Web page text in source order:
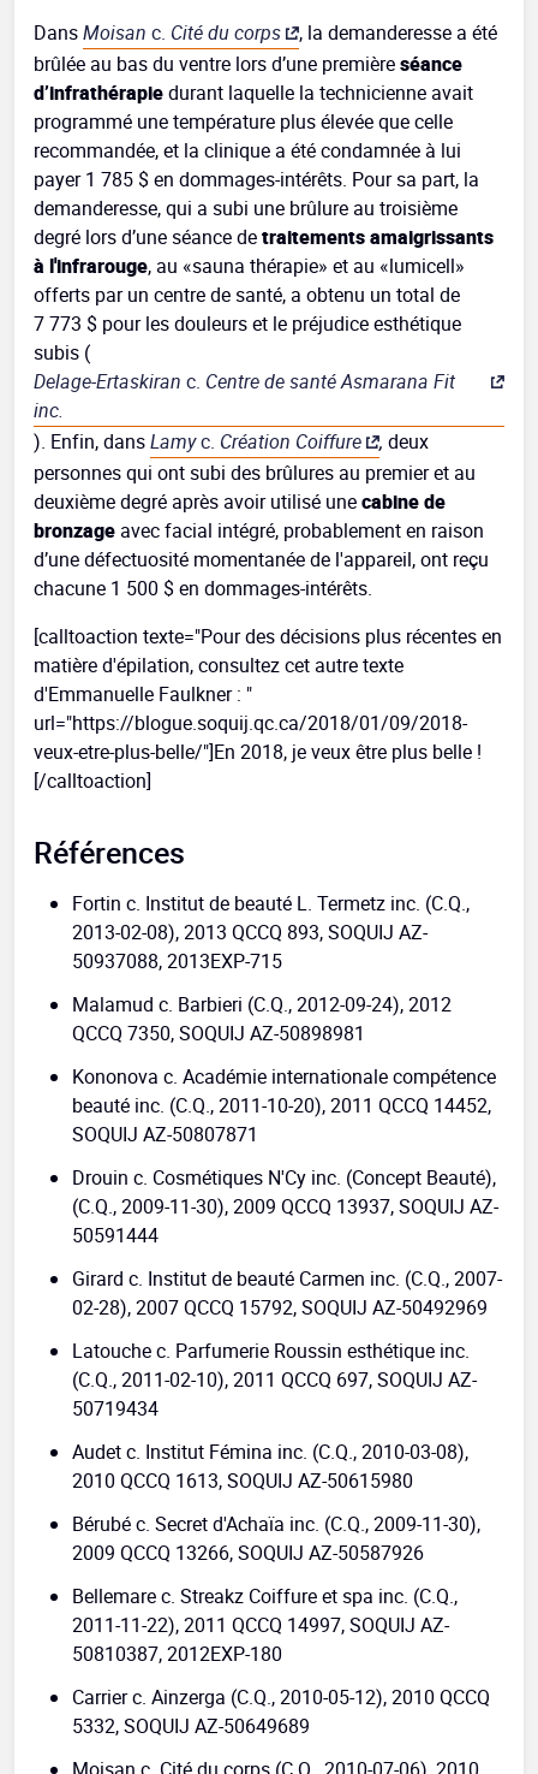
DansMoisan c. Cité du corps
, la demanderesse a été
brûlée au bas du ventre lors d’une premièreséance
d’infrathérapiedurant laquelle la technicienne avait
programmé une température plus élevée que celle
recommandée, et la clinique a été condamnée à lui
payer 1 785 $ en dommages-intérêts. Pour sa part, la
demanderesse, qui a subi une brûlure au troisième
degré lors d’une séance detraitements amaigrissants
à l'infrarouge, au «sauna thérapie» et au «lumicell»
offerts par un centre de santé, a obtenu un total de
7 773 $ pour les douleurs et le préjudice esthétique
subis (
Delage-Ertaskiran c. Centre de santé Asmarana Fit
inc.
). Enfin, dansLamyc. Création Coiffure , deux
personnes qui ont subi des brûlures au premier et au
deuxième degré après avoir utilisé unecabine de
bronzage avec facial intégré, probablement en raison
d’une défectuosité momentanée de l'appareil, ont reçu
chacune 1 500 $ en dommages-intérêts.
[calltoaction texte="Pour des décisions plus récentes en
matière d'épilation, consultez cet autre texte
d'Emmanuelle Faulkner : "
url="https://blogue.soquij.qc.ca/2018/01/09/2018-
veux-etre-plus-belle/"]En 2018, je veux être plus belle !
[/calltoaction]
Références
Fortin c. Institut de beauté L. Termetz inc. (C.Q.,
2013-02-08), 2013 QCCQ 893, SOQUIJ AZ-
50937088, 2013EXP-715
Malamud c. Barbieri (C.Q., 2012-09-24), 2012
QCCQ 7350, SOQUIJ AZ-50898981
Kononova c. Académie internationale compétence
beauté inc. (C.Q., 2011-10-20), 2011 QCCQ 14452,
SOQUIJ AZ-50807871
Drouin c. Cosmétiques N'Cy inc. (Concept Beauté),
(C.Q., 2009-11-30), 2009 QCCQ 13937, SOQUIJ AZ-
50591444
Girard c. Institut de beauté Carmen inc. (C.Q., 2007-
02-28), 2007 QCCQ 15792, SOQUIJ AZ-50492969
Latouche c. Parfumerie Roussin esthétique inc.
(C.Q., 2011-02-10), 2011 QCCQ 697, SOQUIJ AZ-
50719434
Audet c. Institut Fémina inc. (C.Q., 2010-03-08),
2010 QCCQ 1613, SOQUIJ AZ-50615980
Bérubé c. Secret d'Achaïa inc. (C.Q., 2009-11-30),
2009 QCCQ 13266, SOQUIJ AZ-50587926
Bellemare c. Streakz Coiffure et spa inc. (C.Q.,
2011-11-22), 2011 QCCQ 14997, SOQUIJ AZ-
50810387, 2012EXP-180
Carrier c. Ainzerga (C.Q., 2010-05-12), 2010 QCCQ
5332, SOQUIJ AZ-50649689